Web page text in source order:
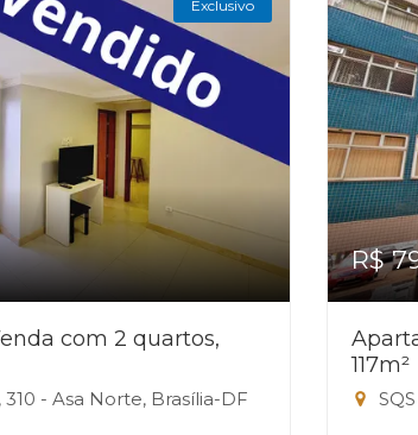
Exclusivo
com 2 quartos,
- Asa Norte, Brasília-DF
R$
117m²